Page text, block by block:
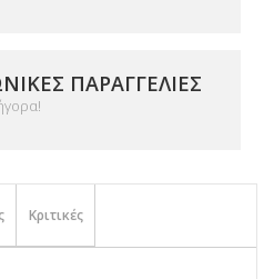
ΠΑΡΑΓΓΕΛΊΕΣ
Κριτικές